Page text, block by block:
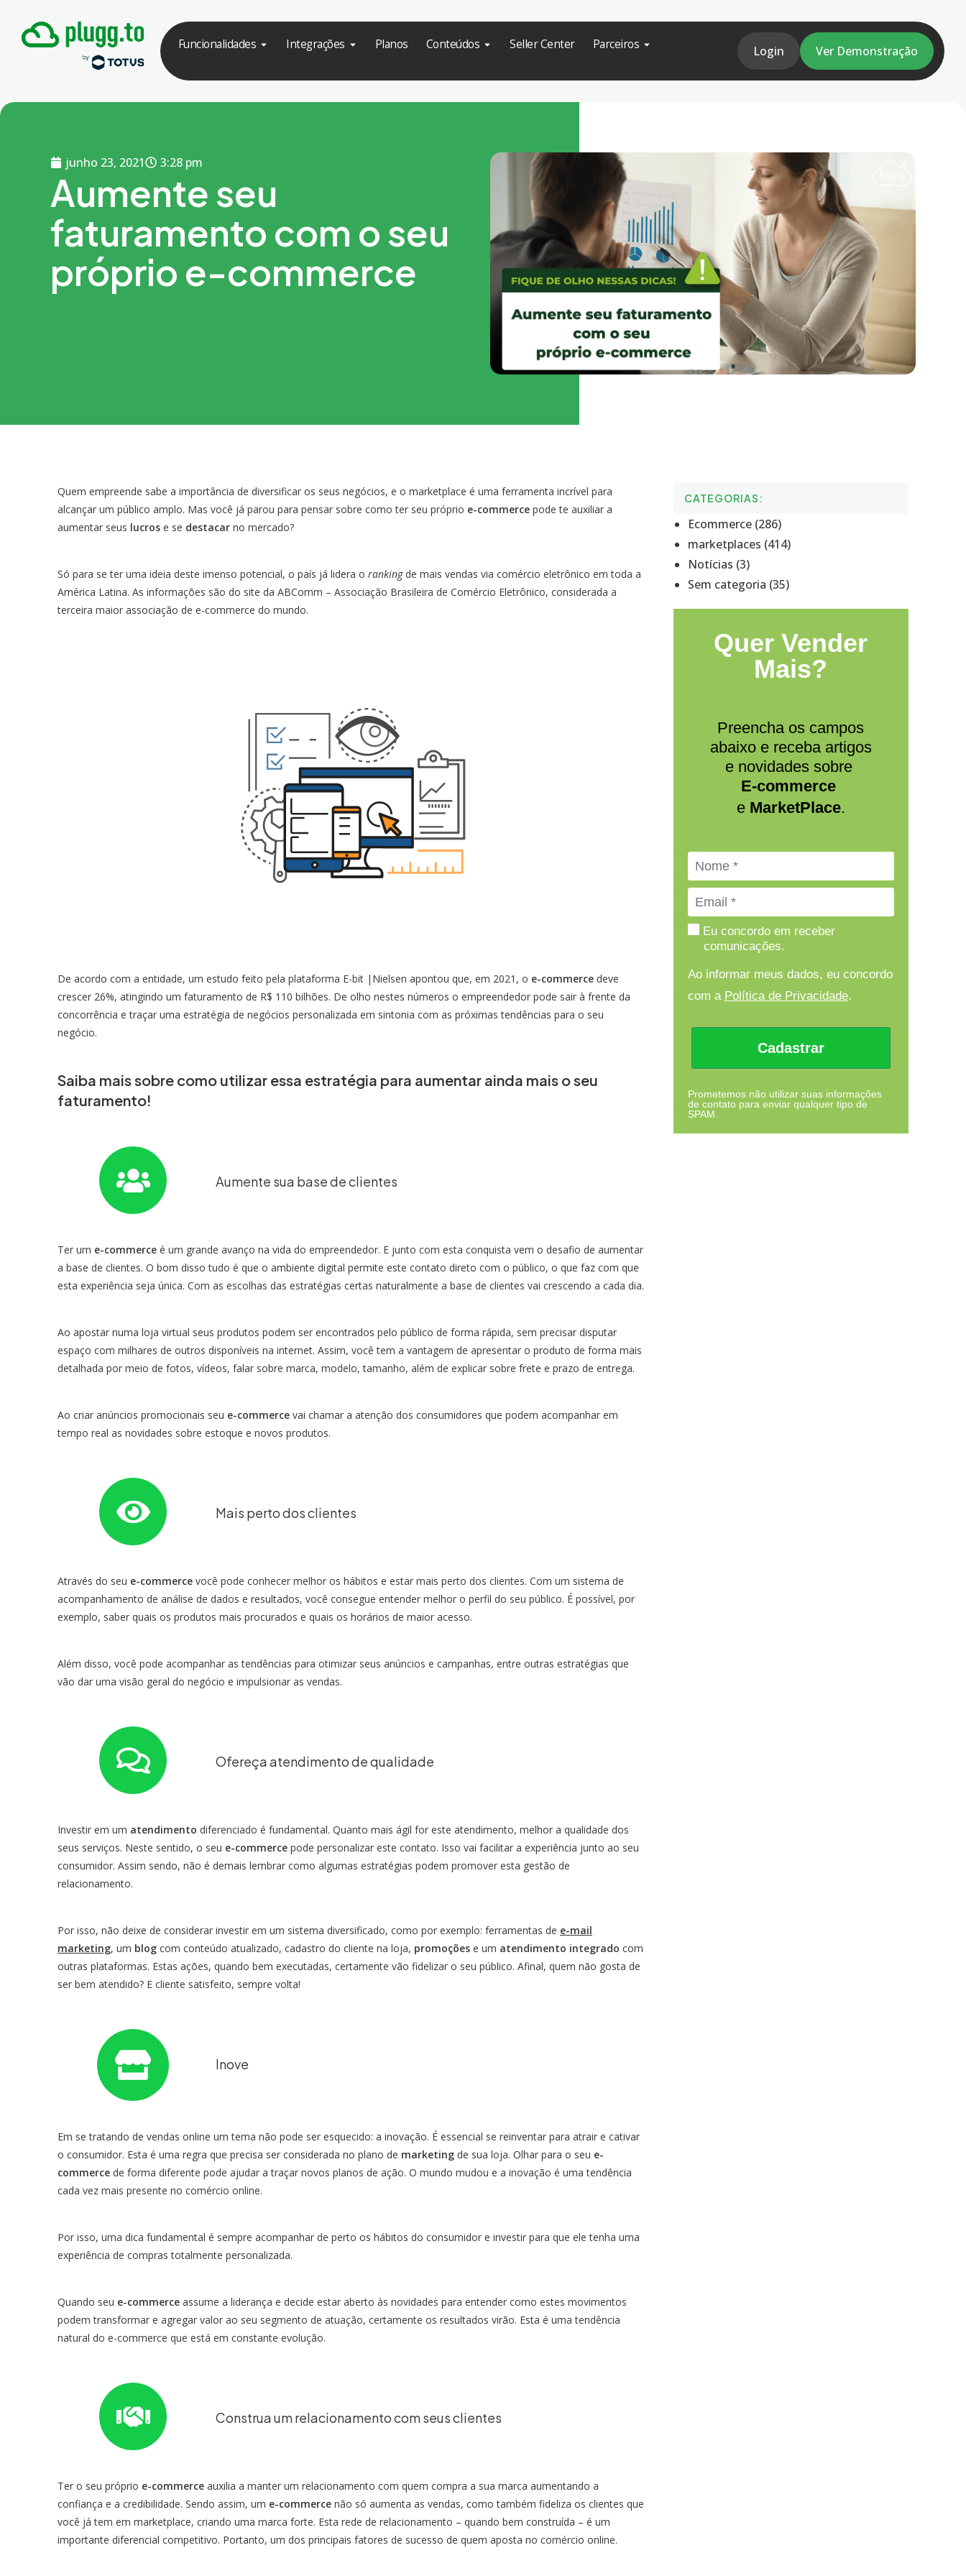
Funcionalidades Integrações Planos Conteúdos Seller Center Parceiros Login Ver Demonstração
junho 23, 2021 3:28 pm
Aumente seu
faturamento com o seu
próprio e-commerce
Quem empreende sabe a importância de diversificar os seus negócios, e o marketplace é uma ferramenta incrível para
alcançar um público amplo. Mas você já parou para pensar sobre como ter seu próprio e-commerce pode te auxiliar a
aumentar seus lucros e se destacar no mercado?
Só para se ter uma ideia deste imenso potencial, o país já lidera o rankingde mais vendas via comércio eletrônico em toda a
América Latina. As informações são do site da ABComm – Associação Brasileira de Comércio Eletrônico, considerada a
terceira maior associação de e-commerce do mundo.
De acordo com a entidade, um estudo feito pela plataforma E-bit |Nielsen apontou que, em 2021, o e-commerce deve
crescer 26%, atingindo um faturamento de R$ 110 bilhões. De olho nestes números o empreendedor pode sair à frente da
concorrência e traçar uma estratégia de negócios personalizada em sintonia com as próximas tendências para o seu
negócio.
Saiba mais sobre como utilizar essa estratégia para aumentar ainda mais o seu
faturamento!
Aumente sua base de clientes
Ter um e-commerce é um grande avanço na vida do empreendedor. E junto com esta conquista vem o desafio de aumentar
a base de clientes. O bom disso tudo é que o ambiente digital permite este contato direto com o público, o que faz com que
esta experiência seja única. Com as escolhas das estratégias certas naturalmente a base de clientes vai crescendo a cada dia.
Ao apostar numa loja virtual seus produtos podem ser encontrados pelo público de forma rápida, sem precisar disputar
espaço com milhares de outros disponíveis na internet. Assim, você tem a vantagem de apresentar o produto de forma mais
detalhada por meio de fotos, vídeos, falar sobre marca, modelo, tamanho, além de explicar sobre frete e prazo de entrega.
Ao criar anúncios promocionais seu e-commerce vai chamar a atenção dos consumidores que podem acompanhar em
tempo real as novidades sobre estoque e novos produtos.
Mais perto dos clientes
Através do seu e-commerce você pode conhecer melhor os hábitos e estar mais perto dos clientes. Com um sistema de
acompanhamento de análise de dados e resultados, você consegue entender melhor o perfil do seu público. É possível, por
exemplo, saber quais os produtos mais procurados e quais os horários de maior acesso.
Além disso, você pode acompanhar as tendências para otimizar seus anúncios e campanhas, entre outras estratégias que
vão dar uma visão geral do negócio e impulsionar as vendas.
Ofereça atendimento de qualidade
Investir em um atendimento diferenciado é fundamental. Quanto mais ágil for este atendimento, melhor a qualidade dos
seus serviços. Neste sentido, o seu e-commerce pode personalizar este contato. Isso vai facilitar a experiência junto ao seu
consumidor. Assim sendo, não é demais lembrar como algumas estratégias podem promover esta gestão de
relacionamento.
Por isso, não deixe de considerar investir em um sistema diversificado, como por exemplo: ferramentas de e-mail
marketing, um blog com conteúdo atualizado, cadastro do cliente na loja, promoções e um atendimento integrado com
outras plataformas. Estas ações, quando bem executadas, certamente vão fidelizar o seu público. Afinal, quem não gosta de
ser bem atendido? E cliente satisfeito, sempre volta!
Inove
Em se tratando de vendas online um tema não pode ser esquecido: a inovação. É essencial se reinventar para atrair e cativar
o consumidor. Esta é uma regra que precisa ser considerada no plano de marketing de sua loja. Olhar para o seu e-
commerce de forma diferente pode ajudar a traçar novos planos de ação. O mundo mudou e a inovação é uma tendência
cada vez mais presente no comércio online.
Por isso, uma dica fundamental é sempre acompanhar de perto os hábitos do consumidor e investir para que ele tenha uma
experiência de compras totalmente personalizada.
Quando seu e-commerce assume a liderança e decide estar aberto às novidades para entender como estes movimentos
podem transformar e agregar valor ao seu segmento de atuação, certamente os resultados virão. Esta é uma tendência
natural do e-commerce que está em constante evolução.
Construa um relacionamento com seus clientes
Ter o seu próprio e-commerce auxilia a manter um relacionamento com quem compra a sua marca aumentando a
confiança e a credibilidade. Sendo assim, um e-commerce não só aumenta as vendas, como também fideliza os clientes que
você já tem em marketplace, criando uma marca forte. Esta rede de relacionamento – quando bem construída – é um
importante diferencial competitivo. Portanto, um dos principais fatores de sucesso de quem aposta no comércio online.
CATEGORIAS:
Ecommerce (286)
marketplaces (414)
Notícias (3)
Sem categoria (35)
Quer Vender
Mais?
Preencha os campos
abaixo e receba artigos
e novidades sobre
E-commerce
e MarketPlace.
Eu concordo em receber
comunicações.
Ao informar meus dados, eu concordo
com a Política de Privacidade.
Cadastrar
Prometemos não utilizar suas informações
de contato para enviar qualquer tipo de
SPAM.